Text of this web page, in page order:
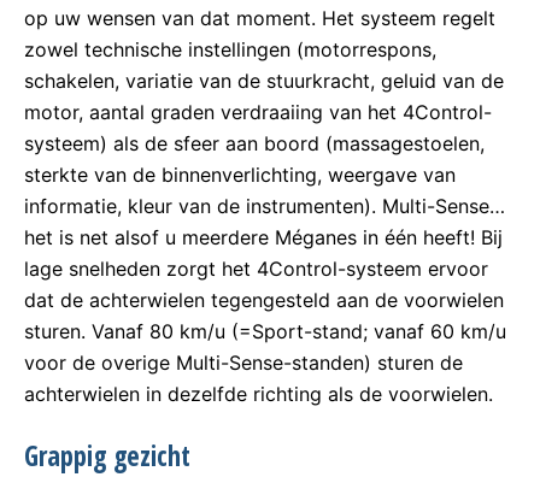
op uw wensen van dat moment. Het systeem regelt
zowel technische instellingen (motorrespons,
schakelen, variatie van de stuurkracht, geluid van de
motor, aantal graden verdraaiing van het 4Control-
systeem) als de sfeer aan boord (massagestoelen,
sterkte van de binnenverlichting, weergave van
informatie, kleur van de instrumenten). Multi-Sense…
het is net alsof u meerdere Méganes in één heeft! Bij
lage snelheden zorgt het 4Control-systeem ervoor
dat de achterwielen tegengesteld aan de voorwielen
sturen. Vanaf 80 km/u (=Sport-stand; vanaf 60 km/u
voor de overige Multi-Sense-standen) sturen de
achterwielen in dezelfde richting als de voorwielen.
Grappig gezicht